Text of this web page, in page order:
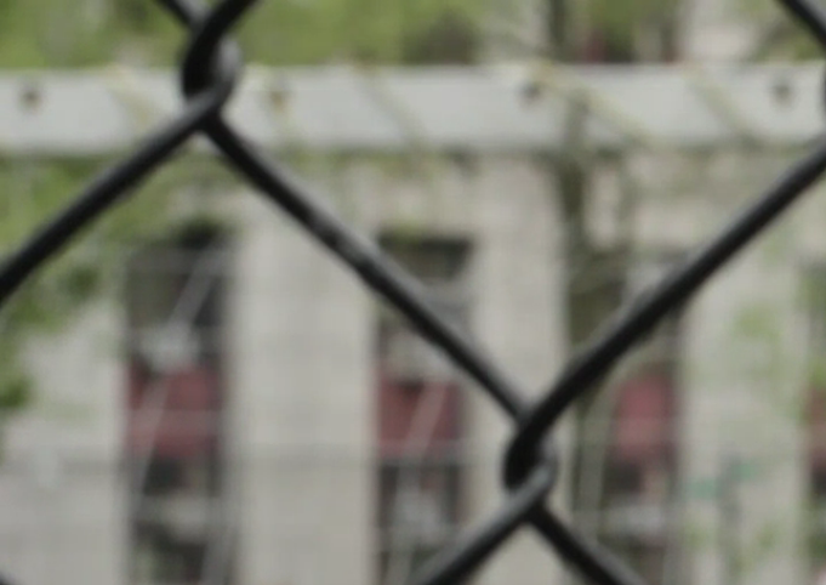
News
Veranstaltungen
Lokale Clubs
Turnier: Football
INFOS
11.05.2026
20:00
Stade du Woiwer
Réserves Classe 2 Série